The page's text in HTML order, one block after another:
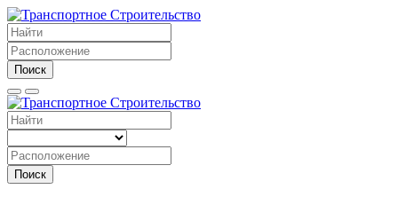
Поиск
Поиск